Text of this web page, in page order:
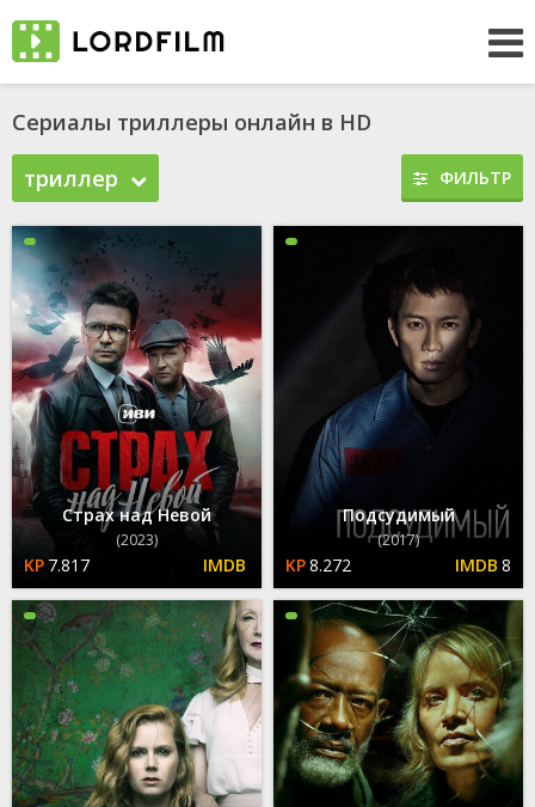
Сериалы триллеры онлайн в HD
триллер
ФИЛЬТР
Страх над Невой
(2023)
7.817
Подсудимый
(2017)
8.272 8